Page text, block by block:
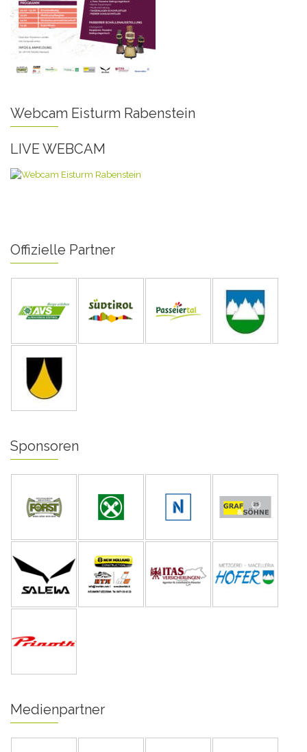
Webcam Eisturm Rabenstein
LIVE WEBCAM
Offizielle Partner
Sponsoren
Medienpartner